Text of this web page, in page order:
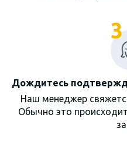
3
Дождитесь
Наш менеджер
Обычно это